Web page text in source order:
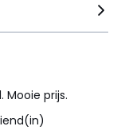
prijs.